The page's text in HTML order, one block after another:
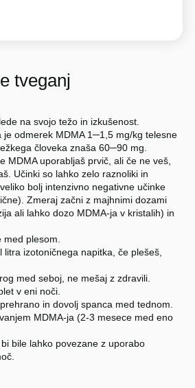
tveganj
na svojo težo in izkušenost.
je odmerek MDMA 1─1,5 mg/kg telesne
človeka znaša 60─90 mg.
MDMA uporabljaš prvič, ali če ne veš,
Učinki so lahko zelo raznoliki in
bolj intenzivno negativne učinke
Zmeraj začni z majhnimi dozami
ali lahko dozo MDMA-ja v kristalih) in
plesom.
litra izotoničnega napitka, če plešeš,
med seboj, ne mešaj z zdravili.
v eni noči.
in dovolj spanca med tednom.
MDMA-ja (2-3 mesece med eno
bile lahko povezane z uporabo